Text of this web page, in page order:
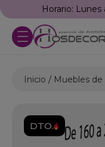
Horario:
Inicio Muebles de
DTO.